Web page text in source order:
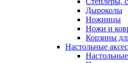
Дыроколы
Ножницы
Ножи и
Корзины
Настольные